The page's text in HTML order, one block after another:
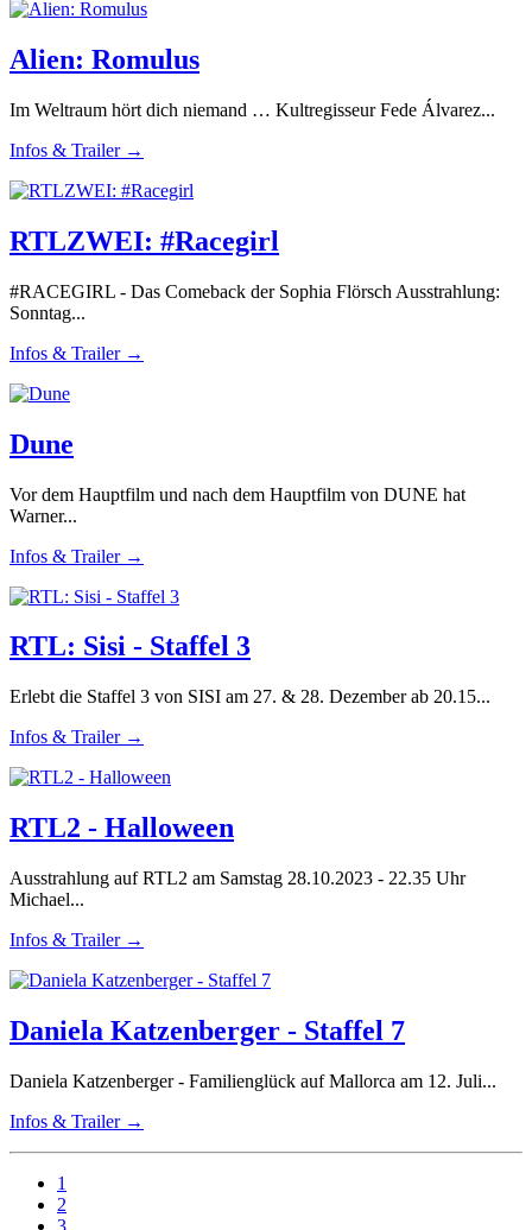
Alien: Romulus
Im Weltraum hört dich niemand … Kultregisseur Fede Álvarez...
Infos & Trailer →
RTLZWEI: #Racegirl
#RACEGIRL - Das Comeback der Sophia Flörsch Ausstrahlung:
Sonntag...
Infos & Trailer →
Dune
Vor dem Hauptfilm und nach dem Hauptfilm von DUNE hat
Warner...
Infos & Trailer →
RTL: Sisi - Staffel 3
Erlebt die Staffel 3 von SISI am 27. & 28. Dezember ab 20.15...
Infos & Trailer →
RTL2 - Halloween
Ausstrahlung auf RTL2 am Samstag 28.10.2023 - 22.35 Uhr
Michael...
Infos & Trailer →
Daniela Katzenberger - Staffel 7
Daniela Katzenberger - Familienglück auf Mallorca am 12. Juli...
Infos & Trailer →
1
2
3